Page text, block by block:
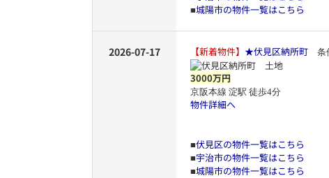
■城陽市の物件一覧はこちら
2026-07-17 【新着物件】 ★伏見区納所町 条
3000万円
京阪本線 淀駅 徒歩4分
物件詳細へ
■伏見区の物件一覧はこちら
■宇治市の物件一覧はこちら
■城陽市の物件一覧はこちら